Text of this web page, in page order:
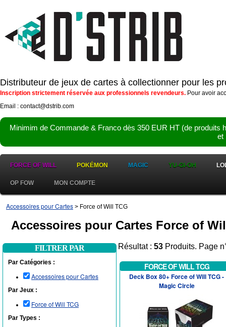
Distributeur de jeux de cartes à collectionner pour les
Inscription strictement réservée aux professionnels revendeurs. Pour avoir
Email : contact@dstrib.com
Minimim de Commande & Franco dès 350 EUR HT (de
et
FORCE OF WILL POKÉMON MAGIC YU-GI-OH
OP FOW MON COMPTE
Accessoires pour Cartes > Force of Will TCG
Accessoires pour Cartes Force of
FILTRER PAR
Par Catégories :
Accessoires pour Cartes
Par Jeux :
Force of Will TCG
Par Types :
Résultat : 53 Produits. Page
FORCE OF WILL TCG
Deck Box 80+ Force of Will TCG -
Magic Circle